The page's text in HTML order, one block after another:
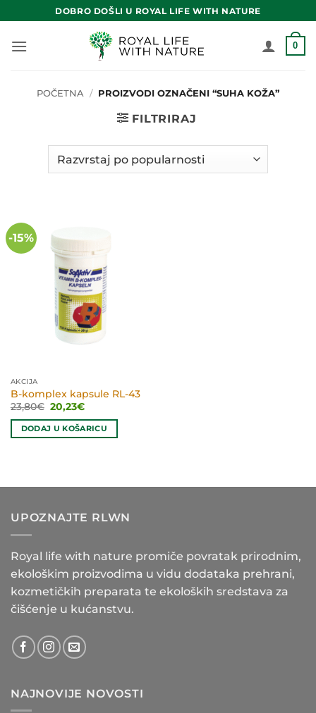
to
content
DOBRO DOŠLI U ROYAL LIFE WITH NATURE
0
POČETNA / PROIZVODI OZNAČENI “SUHA KOŽA”
FILTRIRAJ
-15%
AKCIJA
B-komplex kapsule RL-43
23,80€ Izvorna
cijena
bila
je:
20,23€Trenutna
je:
20,23€.
DODAJ U KOŠARICU
UPOZNAJTE RLWN
Royal life with nature promiče povratak prirodnim,
ekološkim proizvodima u vidu dodataka prehrani,
kozmetičkih preparata te ekoloških sredstava za
čišćenje u kućanstvu.
NAJNOVIJE NOVOSTI